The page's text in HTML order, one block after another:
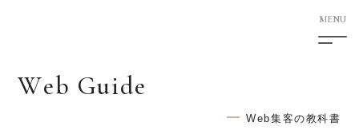
5F Shimotori Building
Web Guide
Web集客の教科書